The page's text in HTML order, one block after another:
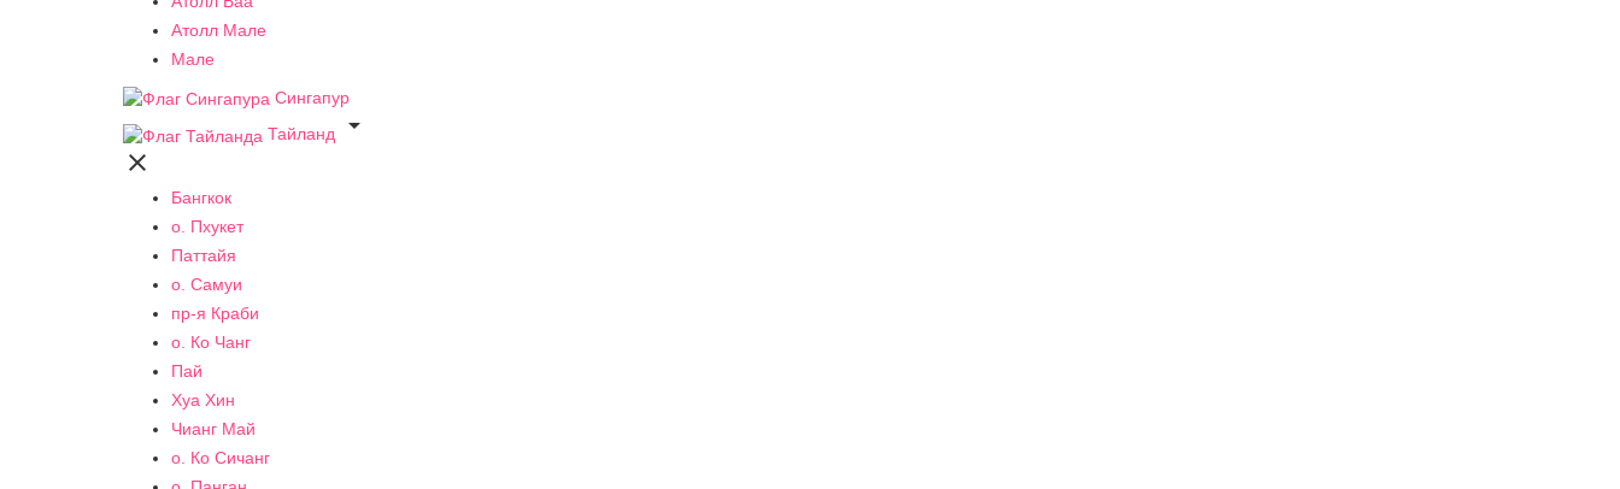
Атолл Мале
Мале
Сингапур
Тайланд


Бангкок
о. Пхукет
Паттайя
о. Самуи
пр-я Краби
о. Ко Чанг
Пай
Хуа Хин
Чианг Май
о. Ко Сичанг